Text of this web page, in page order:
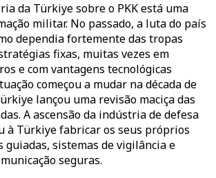
da Türkiye sobre o PKK está uma
militar. No passado, a luta do país
dependia fortemente das tropas
fixas, muitas vezes em
e com vantagens tecnológicas
começou a mudar na década de
lançou uma revisão maciça das
A ascensão da indústria de defesa
à Türkiye fabricar os seus próprios
guiadas, sistemas de vigilância e
seguras.